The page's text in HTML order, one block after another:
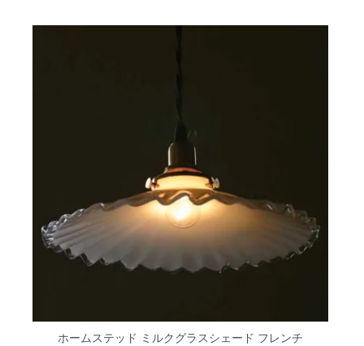
ホームステッド ミルクグラスシェード フレンチ